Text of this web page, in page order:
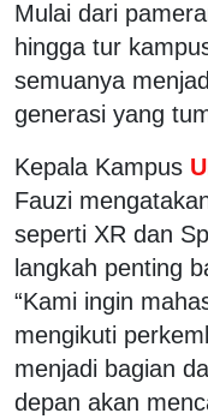
Mulai dari
hingga tur
semuanya
generasi yang
Kepala Kampus
Fauzi
seperti XR dan
langkah penting
“Kami ingin
mengikuti
menjadi bagian
depan akan